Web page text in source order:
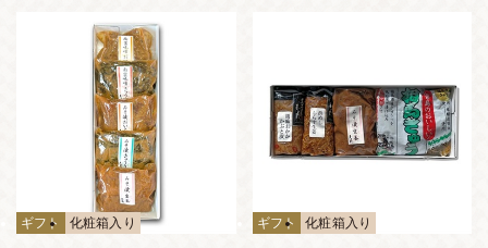
ギフト 化粧箱入り ギフト 化粧箱入り